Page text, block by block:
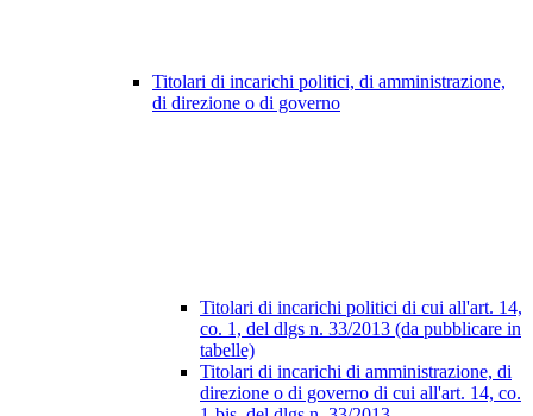
Titolari di incarichi politici, di amministrazione,
di direzione o di governo
Titolari di incarichi politici di cui all'art. 14,
co. 1, del dlgs n. 33/2013 (da pubblicare in
tabelle)
Titolari di incarichi di amministrazione, di
direzione o di governo di cui all'art. 14, co.